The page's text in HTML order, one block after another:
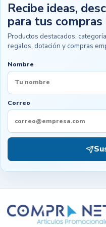
Recibe ideas,
para tus
Productos destacados,
regalos, dotación y compras
Nombre
Correo